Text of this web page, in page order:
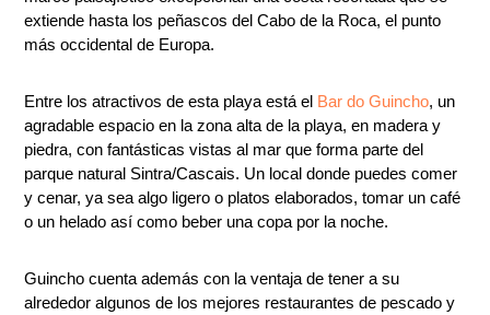
extiende hasta los peñascos del Cabo de la Roca, el punto
más occidental de Europa.
Entre los atractivos de esta playa está el Bar do Guincho, un
agradable espacio en la zona alta de la playa, en madera y
piedra, con fantásticas vistas al mar que forma parte del
parque natural Sintra/Cascais. Un local donde puedes comer
y cenar, ya sea algo ligero o platos elaborados, tomar un café
o un helado así como beber una copa por la noche.
Guincho cuenta además con la ventaja de tener a su
alrededor algunos de los mejores restaurantes de pescado y